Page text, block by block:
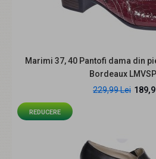
Marimi 37, 40 Pantofi dama din
Bordeaux
229,99 Lei
REDUCERE